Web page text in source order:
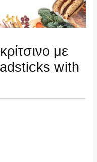
με
with